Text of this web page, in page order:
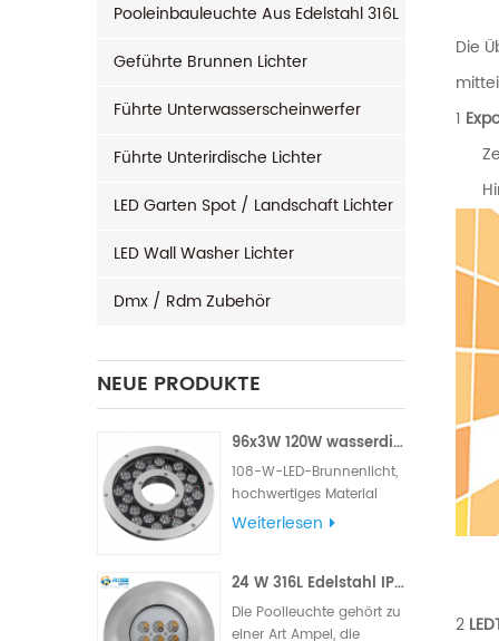
Pooleinbauleuchte Aus Edelstahl 316L
Geführte Brunnen Lichter
Führte Unterwasserscheinwerfer
Führte Unterirdische Lichter
LED Garten Spot / Landschaft Lichter
LED Wall Washer Lichter
Dmx / Rdm Zubehör
NEUE PRODUKTE
96x3W 120W wasserdichtes LED-Brunnenlicht
108-W-LED-Brunnenlicht,
hochwertiges Material
aus 316L-Edelstahl,
Epistar- Chips, Lieferung
mit VDE-Gummikabel
oder UL-Gummikabel.
Weiterlesen
24 W 316L Edelstahl IP68 LED-Poolleuchte für den Außenbereich
Die Poolleuchte gehört zu
einer Art Ampel, die
Die
1
2